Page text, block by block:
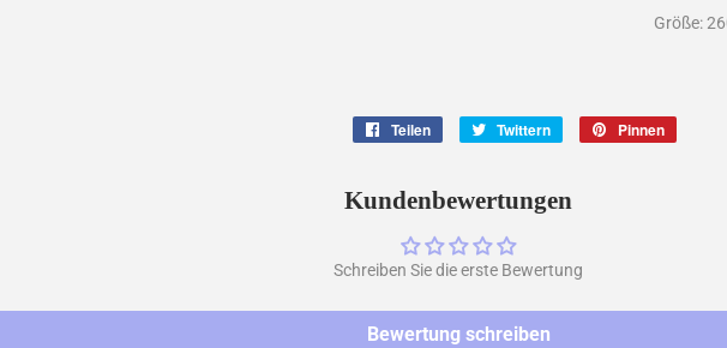
Größe:
Teilen Twittern Pinnen
Kundenbewertungen
Schreiben Sie die erste Bewertung
Bewertung schreiben